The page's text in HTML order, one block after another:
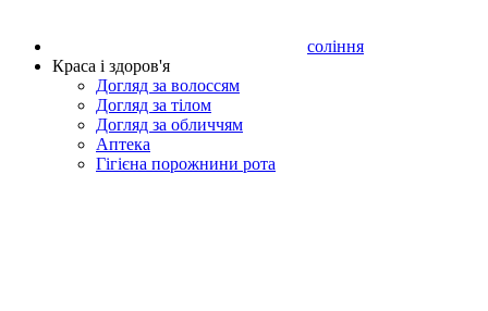
соління
Краса і здоров'я
Догляд за волоссям
Догляд за тілом
Догляд за обличчям
Аптека
Гігієна порожнини рота